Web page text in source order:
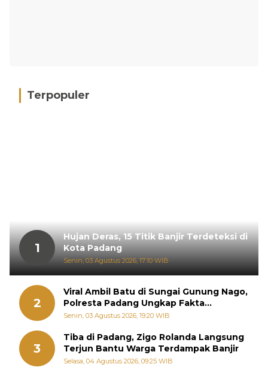
Terpopuler
1
Hujan Deras, 15 Titik Banjir Terdeteksi di
Kota Padang
Senin, 03 Agustus 2026, 17:10 WIB
2
Viral Ambil Batu di Sungai Gunung Nago,
Polresta Padang Ungkap Fakta
Sebenarnya
Senin, 03 Agustus 2026, 19:20 WIB
3
Tiba di Padang, Zigo Rolanda Langsung
Terjun Bantu Warga Terdampak Banjir
Selasa, 04 Agustus 2026, 09:25 WIB